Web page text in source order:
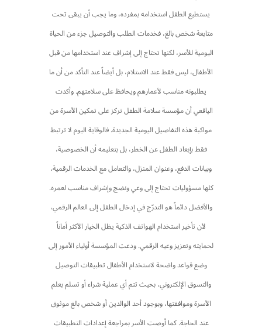
يستطيع الطفل استخدامه بمفرده، وما يجب أن يبقى تحت
متابعة شخص بالغ، فخدمات الطلب والتوصيل جزء من الحياة
اليومية للأسر، لكنها تحتاج إلى إشراف عند استخدامها من قبل
الأطفال، ليس فقط عند الاستلام، بل أيضاً عند التأكد من أن ما
يطلبونه مناسب لأعمارهم ويحافظ على سلامتهم. وأكدت
اليافعي أن مؤسسة سلامة الطفل تركز على تمكين الأسرة من
مواكبة هذه التفاصيل اليومية الجديدة. فالوقاية اليوم لا ترتبط
فقط بإبعاد الطفل عن الخطر، بل بتعليمه أن الخصوصية،
وبيانات الدفع، وعنوان المنزل، والتعامل مع الخدمات الرقمية،
كلها مسؤوليات تحتاج إلى وعي ونضج وإشراف مناسب لعمره.
والأفضل دائماً هو التدرّج في إدخال الطفل إلى العالم الرقمي،
لأن تأخير استخدام الهواتف الذكية يظل الخيار الأكثر أماناً
لحمايته وتعزيز وعيه الرقمي. ودعت المؤسسة أولياء الأمور إلى
وضع قواعد واضحة لاستخدام الأطفال تطبيقات التوصيل
والتسوق الإلكتروني، بحيث تتم أي عملية شراء أو تسلم بعلم
الأسرة وموافقتها، وبوجود أحد الوالدين أو شخص بالغ موثوق
عند الحاجة. كما أوصت الأسر بمراجعة إعدادات التطبيقات